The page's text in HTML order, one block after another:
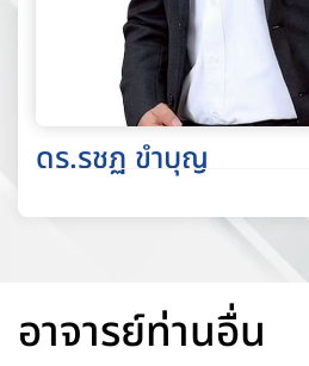
ดร.รชฏ ขำบุญ
อาจารย์ท่านอื่น